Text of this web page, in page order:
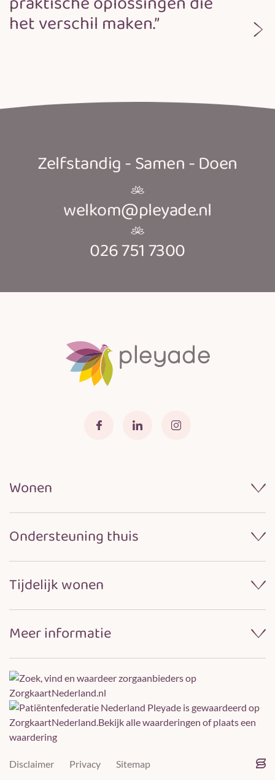
het verschil maken.”
Zelfstandig - Samen - Doen
welkom@pleyade.nl
026 751 7300
Wonen
Samenwerken met naasten
Praktische informatie
Locaties
Ondersteuning thuis
Dagelijkse verzorging
Huishoudelijke ondersteuning
Tijdelijk wonen
Logeren bij Pleyade
Meer informatie
Gebruik technologieën
Werken bij Pleyade
Vrijwilligerswerk
Klachtenregeling
Veelgestelde vragen
Pleyade is gewaardeerd op
ZorgkaartNederland.Bekijk alle waarderingen ofplaats een
waardering
Disclaimer Privacy Sitemap